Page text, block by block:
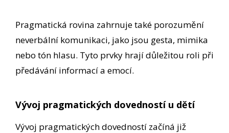
Pragmatická rovina zahrnuje také porozumění
neverbální komunikaci, jako jsou gesta, mimika
nebo tón hlasu. Tyto prvky hrají důležitou roli při
předávání informací a emocí.
Vývoj pragmatických dovedností u dětí
Vývoj pragmatických dovedností začíná již